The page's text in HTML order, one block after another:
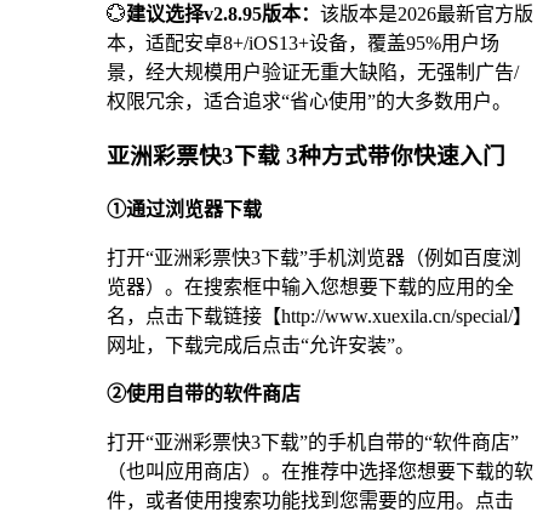
💮建议选择v2.8.95版本： 该版本是2026最新官方版
本，适配安卓8+/iOS13+设备，覆盖95%用户场
景，经大规模用户验证无重大缺陷，无强制广告/
权限冗余，适合追求“省心使用”的大多数用户。
亚洲彩票快3下载 3种方式带你快速入门
①通过浏览器下载
打开“亚洲彩票快3下载”手机浏览器（例如百度浏
览器）。在搜索框中输入您想要下载的应用的全
名，点击下载链接【http://www.xuexila.cn/special/】
网址，下载完成后点击“允许安装”。
②使用自带的软件商店
打开“亚洲彩票快3下载”的手机自带的“软件商店”
（也叫应用商店）。在推荐中选择您想要下载的软
件，或者使用搜索功能找到您需要的应用。点击